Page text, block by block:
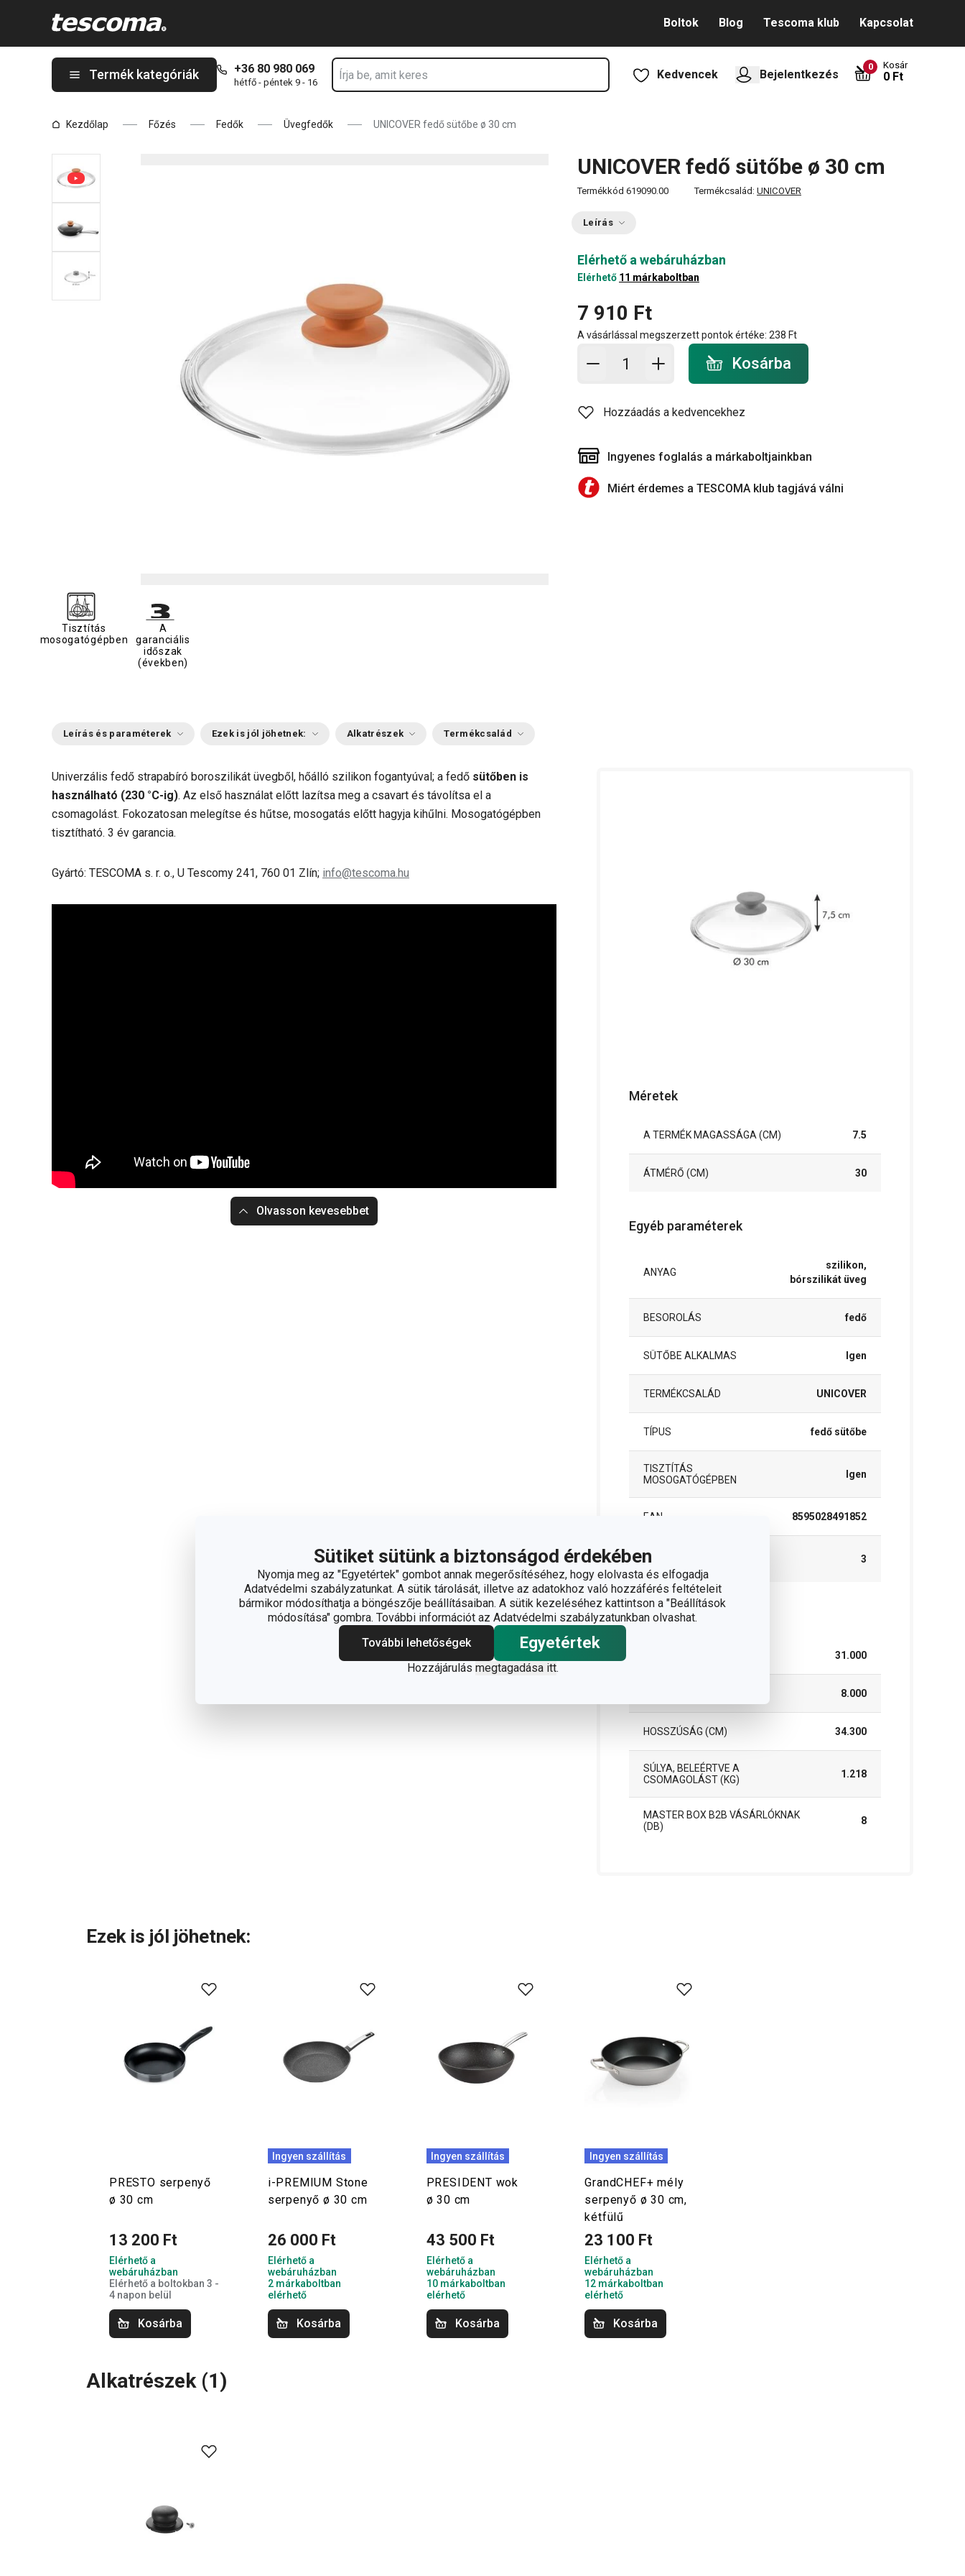
Sütiket sütünk a biztonságod érdekében
Nyomja meg az "Egyetértek" gombot annak megerősítéséhez, hogy elolvasta és elfogadja
Adatvédelmi szabályzatunkat. A sütik tárolását, illetve az adatokhoz való hozzáférés feltételeit
bármikor módosíthatja a böngészője beállításaiban. A sütik kezeléséhez kattintson a "Beállítások
módosítása" gombra. További információt az Adatvédelmi szabályzatunkban olvashat.
További lehetőségek
Egyetértek
Hozzájárulás megtagadása itt.
Boltok Blog Tescoma klub Kapcsolat
Termék kategóriák +36 80 980 069
hétfő - péntek 9 - 16
Kedvencek Bejelentkezés
0 Kosár
0 Ft
Kezdőlap Főzés Fedők Üvegfedők UNICOVER fedő sütőbe ø 30 cm
UNICOVER fedő sütőbe ø 30 cm
Termékkód 619090.00 Termékcsalád: UNICOVER
Leírás
Elérhető a webáruházban
Elérhető 11 márkaboltban
7 910 Ft
A vásárlással megszerzett pontok értéke: 238 Ft
Kosárba - mennyiség
Kosárba
Hozzáadás a kedvencekhez
Ingyenes foglalás a márkaboltjainkban
Miért érdemes a TESCOMA klub tagjává válni
Tisztítás
mosogatógépben
A
garanciális
időszak
(években)
Leírás és paraméterek Ezek is jól jöhetnek: Alkatrészek Termékcsalád
Univerzális fedő strapabíró boroszilikát üvegből, hőálló szilikon fogantyúval; a fedő sütőben is
használható (230 °C-ig). Az első használat előtt lazítsa meg a csavart és távolítsa el a
csomagolást. Fokozatosan melegítse és hűtse, mosogatás előtt hagyja kihűlni. Mosogatógépben
tisztítható. 3 év garancia.
Gyártó: TESCOMA s. r. o., U Tescomy 241, 760 01 Zlín; info@tescoma.hu
Olvasson kevesebbet
Méretek
A TERMÉK MAGASSÁGA (CM) 7.5
ÁTMÉRŐ (CM) 30
Egyéb paraméterek
ANYAG
szilikon,
bórszilikát üveg
BESOROLÁS fedő
SÜTŐBE ALKALMAS Igen
TERMÉKCSALÁD UNICOVER
TÍPUS fedő sütőbe
TISZTÍTÁS
MOSOGATÓGÉPBEN
Igen
EAN 8595028491852
A GARANCIÁLIS
IDŐSZAK (ÉVEKBEN)
3
Csomag
31.000
8.000
HOSSZÚSÁG (CM) 34.300
SÚLYA, BELEÉRTVE A
CSOMAGOLÁST (KG)
1.218
MASTER BOX B2B VÁSÁRLÓKNAK
(DB)
8
Ezek is jól jöhetnek:
PRESTO serpenyő
ø 30 cm
13 200 Ft
Elérhető a
webáruházban
Elérhető a boltokban 3 -
4 napon belül
Kosárba
Ingyen szállítás
i-PREMIUM Stone
serpenyő ø 30 cm
26 000 Ft
Elérhető a
webáruházban
2 márkaboltban
elérhető
Kosárba
Ingyen szállítás
PRESIDENT wok
ø 30 cm
43 500 Ft
Elérhető a
webáruházban
10 márkaboltban
elérhető
Kosárba
Ingyen szállítás
GrandCHEF+ mély
serpenyő ø 30 cm,
kétfülű
23 100 Ft
Elérhető a
webáruházban
12 márkaboltban
elérhető
Kosárba
Alkatrészek(1)